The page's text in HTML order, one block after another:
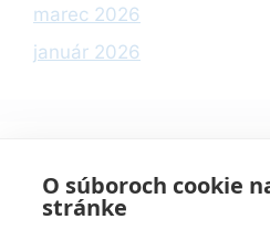
marec 2026
január 2026
Kategórie
O súboroch cookie
stránke